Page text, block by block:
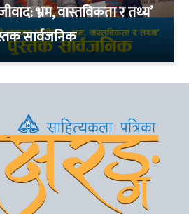
भ्रम, वास्तविकता र तथ्य’
सार्वजनिक